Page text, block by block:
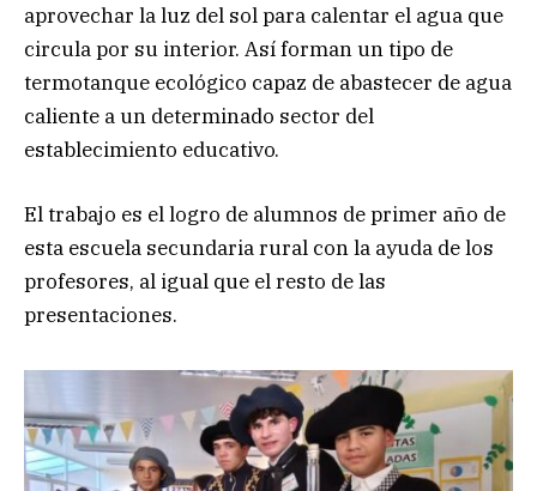
aprovechar la luz del sol para calentar el agua que
circula por su interior. Así forman un tipo de
termotanque ecológico capaz de abastecer de agua
caliente a un determinado sector del
establecimiento educativo.
El trabajo es el logro de alumnos de primer año de
esta escuela secundaria rural con la ayuda de los
profesores, al igual que el resto de las
presentaciones.